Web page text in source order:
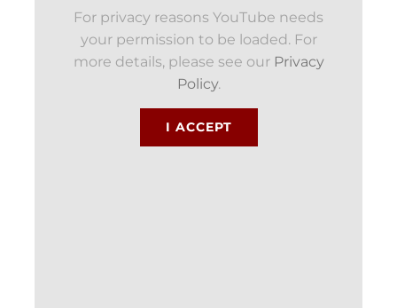
For privacy reasons YouTube needs
your permission to be loaded. For
more details, please see our Privacy
Policy.
I ACCEPT